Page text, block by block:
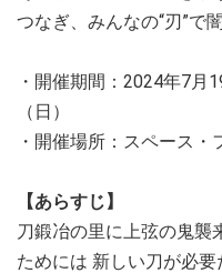
つなぎ、みんなの“刃”で
・開催期間：2024年7月
（日）
・開催場所：スペース
【あらすじ】
刀鍛冶の里に上弦の鬼襲
ためには 新しい刀が必